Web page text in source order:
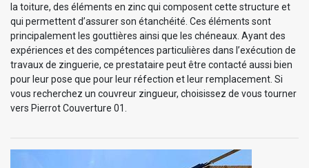
la toiture, des éléments en zinc qui composent cette structure et
qui permettent d’assurer son étanchéité. Ces éléments sont
principalement les gouttières ainsi que les chéneaux. Ayant des
expériences et des compétences particulières dans l’exécution de
travaux de zinguerie, ce prestataire peut être contacté aussi bien
pour leur pose que pour leur réfection et leur remplacement. Si
vous recherchez un couvreur zingueur, choisissez de vous tourner
vers Pierrot Couverture 01.